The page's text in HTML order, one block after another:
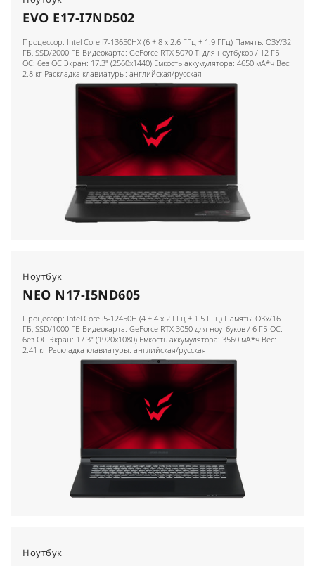
EVO E17-I7ND502
Процессор: Intel Core i7-13650HX (6 + 8 x 2.6 ГГц + 1.9 ГГц) Память: ОЗУ/32
ГБ, SSD/2000 ГБ Видеокарта: GeForce RTX 5070 Ti для ноутбуков / 12 ГБ
ОС: без ОС Экран: 17.3" (2560x1440) Емкость аккумулятора: 4650 мА*ч Вес:
2.8 кг Раскладка клавиатуры: английская/русская
Ноутбук
NEO N17-I5ND605
Процессор: Intel Core i5-12450H (4 + 4 x 2 ГГц + 1.5 ГГц) Память: ОЗУ/16
ГБ, SSD/1000 ГБ Видеокарта: GeForce RTX 3050 для ноутбуков / 6 ГБ ОС:
без ОС Экран: 17.3" (1920x1080) Емкость аккумулятора: 3560 мА*ч Вес:
2.41 кг Раскладка клавиатуры: английская/русская
Ноутбук